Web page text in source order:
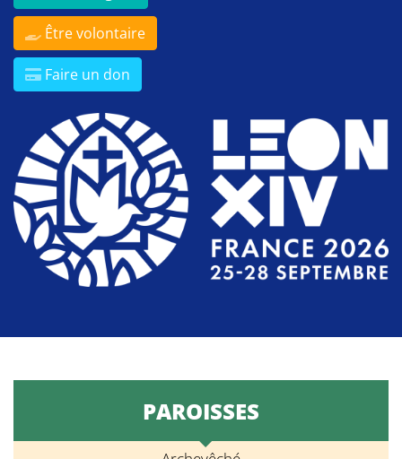
Être volontaire
Faire un don
PAROISSES